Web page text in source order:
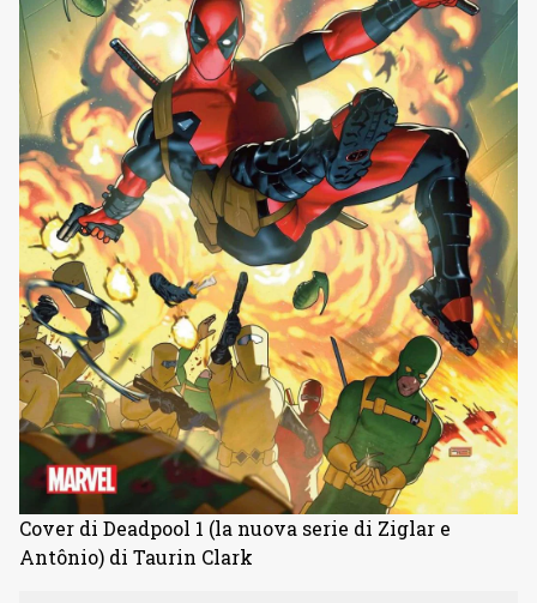
Cover di Deadpool 1 (la nuova serie di Ziglar e
Antônio) di Taurin Clark